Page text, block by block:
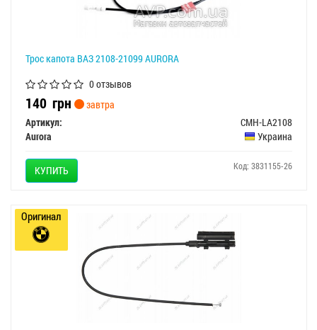
Трос капота ВАЗ 2108-21099 AURORA
0 отзывов
140 грн
завтра
Артикул:
CMH-LA2108
Aurora
Украина
КУПИТЬ Код: 3831155-26
Оригинал